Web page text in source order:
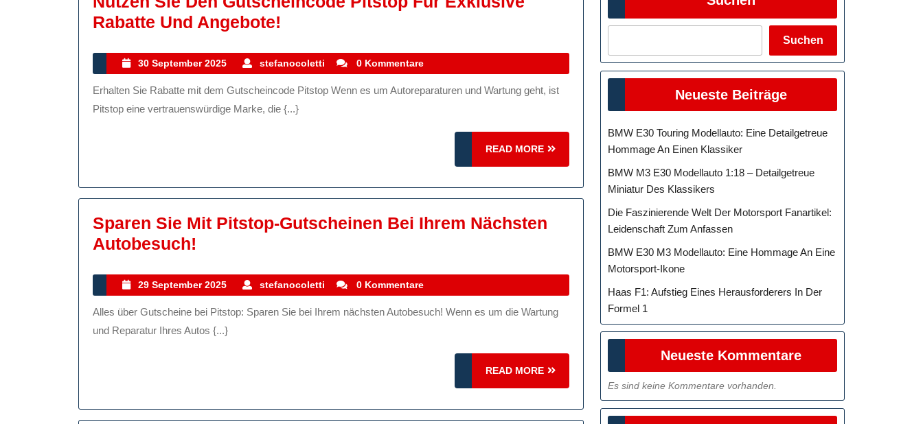
Rabatte Und Angebote!
Den
Gutscheincode
Pitstop
Und
30 September 2025
30
September
2025
stefanocoletti stefanocoletti
0 Kommentare
Erhalten Sie Rabatte mit dem Gutscheincode Pitstop Wenn es um Autoreparaturen und Wartung geht, ist
Pitstop eine vertrauenswürdige Marke, die {...}
READ MORE
READ
MORE
Sparen Sie Mit Pitstop-Gutscheinen Bei Ihrem Nächsten
Autobesuch!
Mit
Pitstop-
Gutscheinen
Autobesuch!
29 September 2025
29
September
2025
stefanocoletti stefanocoletti
0 Kommentare
Alles über Gutscheine bei Pitstop: Sparen Sie bei Ihrem nächsten Autobesuch! Wenn es um die Wartung
und Reparatur Ihres Autos {...}
READ MORE
READ
MORE
Suchen
Neueste Beiträge
BMW E30 Touring Modellauto: Eine Detailgetreue
Hommage An Einen Klassiker
BMW M3 E30 Modellauto 1:18 – Detailgetreue
Miniatur Des Klassikers
Die Faszinierende Welt Der Motorsport Fanartikel:
Leidenschaft Zum Anfassen
BMW E30 M3 Modellauto: Eine Hommage An Eine
Motorsport-Ikone
Haas F1: Aufstieg Eines Herausforderers In Der
Formel 1
Neueste Kommentare
Es sind keine Kommentare vorhanden.